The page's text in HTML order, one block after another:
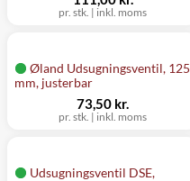
pr. stk. | inkl. moms
Øland Udsugningsventil, 125
mm, justerbar
pr. stk. | inkl. moms
73,50 kr.
Udsugningsventil DSE,